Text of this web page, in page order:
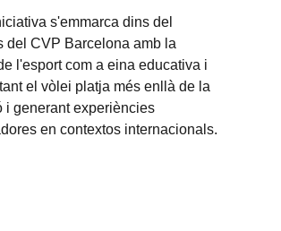
s'emmarca dins del
del CVP Barcelona amb la
l'esport com a eina educativa i
el vòlei platja més enllà de la
i generant experiències
en contextos internacionals.